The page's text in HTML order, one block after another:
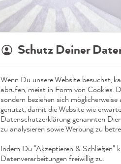
Schutz Deiner
Wenn Du unsere Website besuchst,
abrufen, meist in Form von Cookies.
sondern beziehen sich
genutzt, damit die Website wie
Datenschutzerklärung genannten
zu analysieren sowie Werbung zu
Indem Du "Akzeptieren & Schließen"
Datenverarbeitungen freiwillig zu.